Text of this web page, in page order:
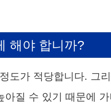
해야 합니까?
도가 적당합니다. 그
질 수 있기 때문에